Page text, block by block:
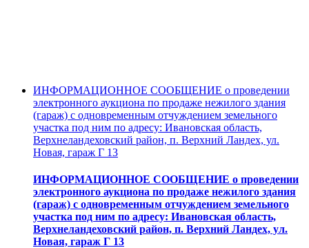
ИНФОРМАЦИОННОЕ СООБЩЕНИЕ о проведении
электронного аукциона по продаже нежилого здания
(гараж) с одновременным отчуждением земельного
участка под ним по адресу: Ивановская область,
Верхнеландеховский район, п. Верхний Ландех, ул.
Новая, гараж Г 13
ИНФОРМАЦИОННОЕ СООБЩЕНИЕ о проведении
электронного аукциона по продаже нежилого здания
(гараж) с одновременным отчуждением земельного
участка под ним по адресу: Ивановская область,
Верхнеландеховский район, п. Верхний Ландех, ул.
Новая, гараж Г 13